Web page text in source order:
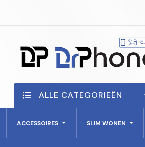
ALLE CATEGORIEËN
ACCESSOIRES SLIM WONEN